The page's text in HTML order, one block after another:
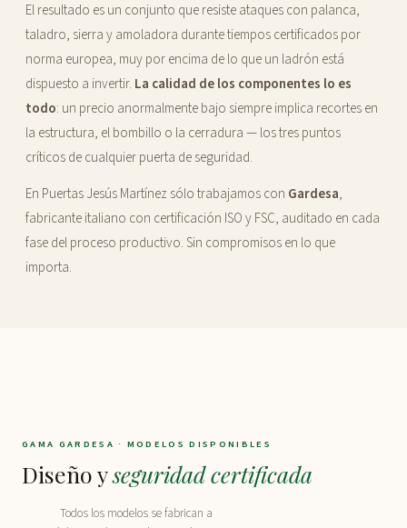
El resultado es un conjunto que resiste ataques con palanca,
taladro, sierra y amoladora durante tiempos certificados por
norma europea, muy por encima de lo que un ladrón está
dispuesto a invertir. La calidad de los componentes lo es
todo: un precio anormalmente bajo siempre implica recortes en
la estructura, el bombillo o la cerradura — los tres puntos
críticos de cualquier puerta de seguridad.
En Puertas Jesús Martínez sólo trabajamos con Gardesa,
fabricante italiano con certificación ISO y FSC, auditado en cada
fase del proceso productivo. Sin compromisos en lo que
importa.
GAMA GARDESA · MODELOS DISPONIBLES
Diseño yseguridad certificada
Todos los modelos se fabrican a
Florence
CLASE 3–4 · DISEÑO